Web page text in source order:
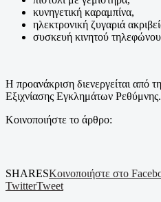
κυνηγετική καραμπίνα,
ηλεκτρονική ζυγαριά
συσκευή κινητού τηλεφώνου
Η προανάκριση διενεργείται από
Εξιχνίασης Εγκλημάτων Ρεθύμνης.
Κοινοποιήστε το άρθρο:
SHARESΚοινοποιήστε στο
TwitterTweet